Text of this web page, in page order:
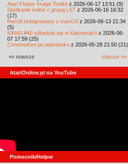
Atari Floppy Image Toolkit z 2026-06-17 13:51 (9)
Spotkanie online z grupą LST z 2026-06-16 16:32
(17)
Recoil zintegrowany z macOS z 2026-06-13 21:34
(5)
KWAS #40 odbędzie się w Katowicach z 2026-06-
07 17:59 (25)
Commodore po atarowsku z 2026-05-28 21:50 (21)
«« nowsze starsze »»
AtariOnline.pl na YouTube
Pomocnik/Helper